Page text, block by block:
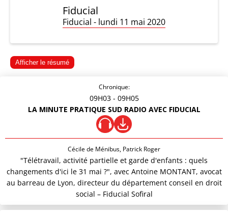
Fiducial
Fiducial - lundi 11 mai 2020
Afficher le résumé
Chronique:
09H03 - 09H05
LA MINUTE PRATIQUE SUD RADIO AVEC FIDUCIAL
Cécile de Ménibus, Patrick Roger
"Télétravail, activité partielle et garde d'enfants : quels
changements d'ici le 31 mai ?", avec Antoine MONTANT, avocat
au barreau de Lyon, directeur du département conseil en droit
social – Fiducial Sofiral